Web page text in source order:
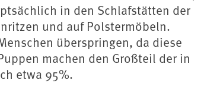
in den Schlafstätten der
und auf Polstermöbeln.
überspringen, da diese
machen den Großteil der in
etwa 95%.